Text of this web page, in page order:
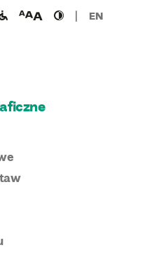
udogodnieniawielkość
czcionki
wysoki
kontrast
EN